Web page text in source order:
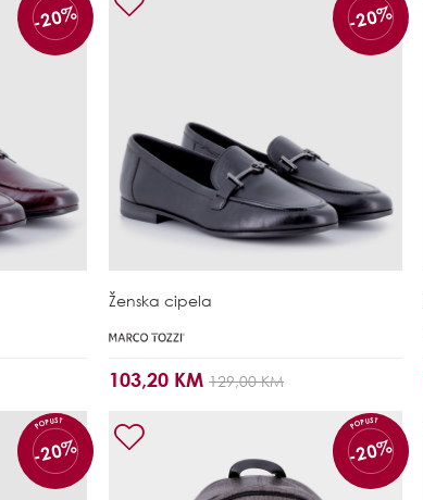
-20% -20%
Ženska cipela
103,20 KM 129,00 KM
POPUST
-20%
POPUST
-20%